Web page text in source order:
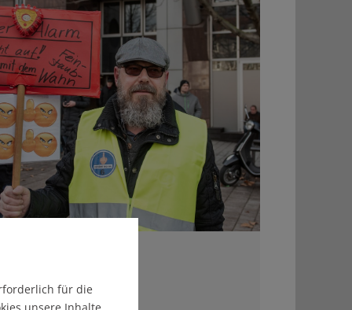
Dieselfreunde
für die
unsere Inhalte